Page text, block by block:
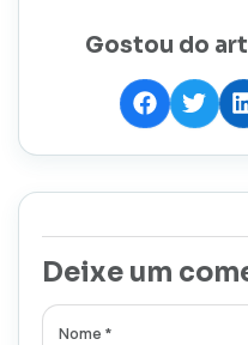
Gostou do
Deixe um
Nome *